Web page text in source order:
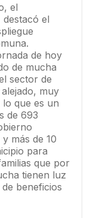
el
el
de hoy
de mucha
sector de
muy
lo que es un
de 693
más de 10
para
que por
tienen luz
beneficios